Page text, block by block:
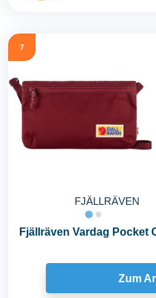
7
FJÄLLRÄVEN
Fjällräven Vardag Pocket
Zum